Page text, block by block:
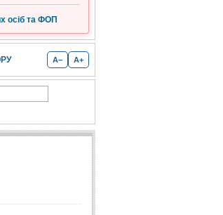
осіб та ФОП
A− A+